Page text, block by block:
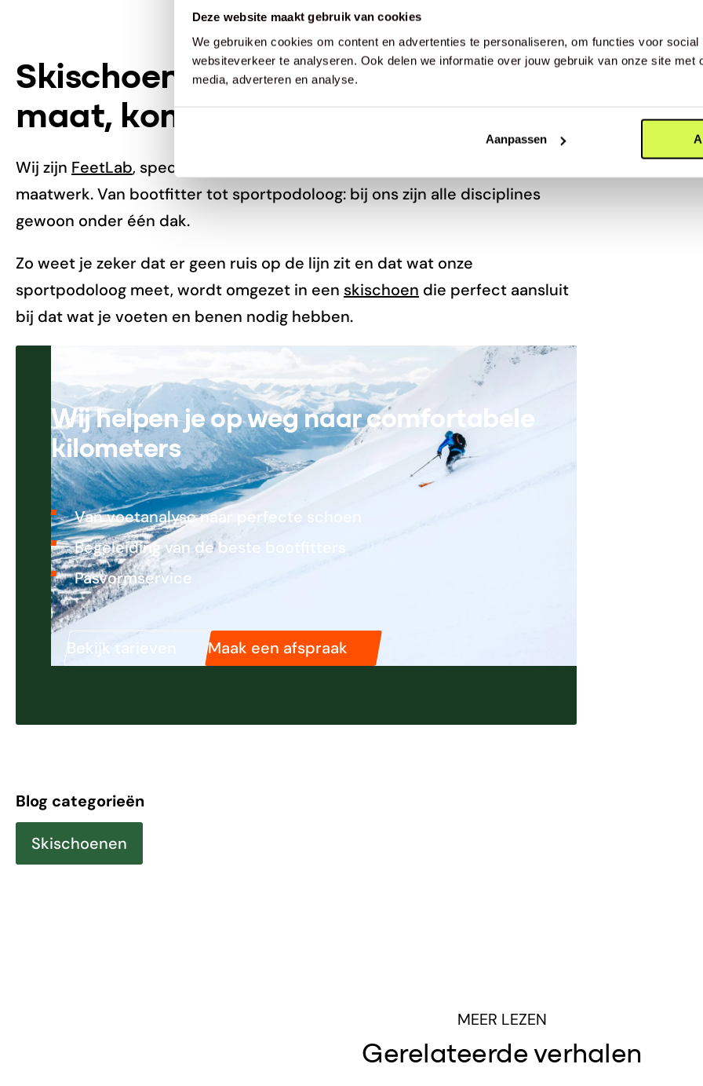
Deze website maakt gebruik van cookies
We gebruiken cookies om content en advertenties te personaliseren, om functies voor
websiteverkeer te analyseren. Ook delen we informatie over jouw gebruik van onze site met
media, adverteren en analyse.
Aanpassen
Skischoenen en onderhoud op
maat, kom langs in de winkel!
Wij zijn FeetLab, specialist op het gebied van skischoenen en zijn sterk in
maatwerk. Van bootfitter tot sportpodoloog: bij ons zijn alle disciplines
gewoon onder één dak.
Zo weet je zeker dat er geen ruis op de lijn zit en dat wat onze
sportpodoloog meet, wordt omgezet in een skischoen die perfect aansluit
bij dat wat je voeten en benen nodig hebben.
Wij helpen je op weg naar comfortabele
kilometers
Van voetanalyse naar perfecte schoen
Begeleiding van de beste bootfitters
Pasvormservice
Bekijk tarieven Maak een afspraak
Blog categorieën
Skischoenen
MEER LEZEN
Gerelateerde verhalen